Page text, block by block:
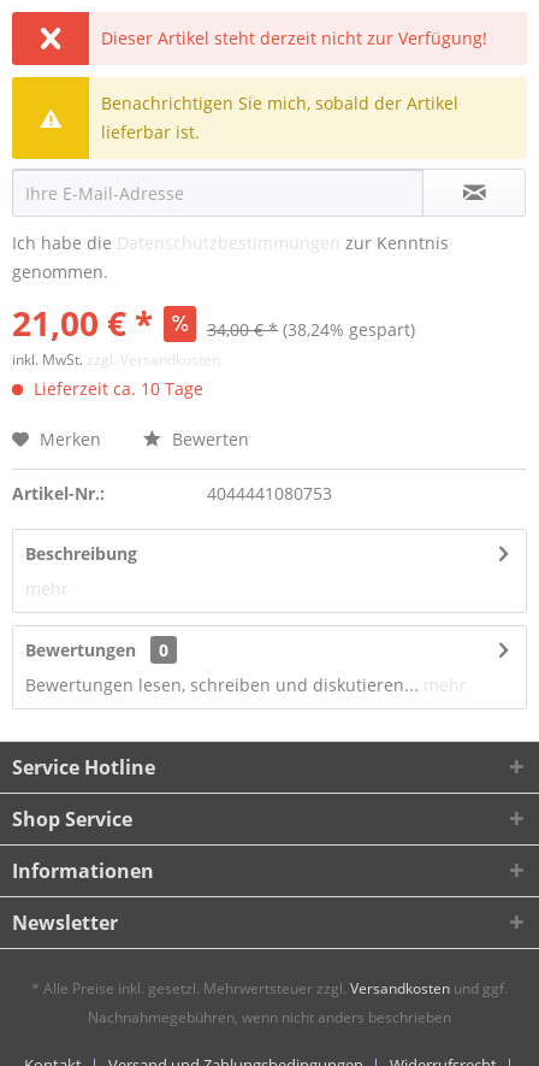
Dieser Artikel steht derzeit nicht zur Verfügung!
Benachrichtigen Sie mich, sobald der Artikel
lieferbar ist.
Ich habe die Datenschutzbestimmungen zur Kenntnis
genommen.
21,00 € * 34,00 € * (38,24% gespart)
inkl. MwSt. zzgl. Versandkosten
Lieferzeit ca. 10 Tage
Merken Bewerten
Artikel-Nr.: 4044441080753
Beschreibung
mehr
Bewertungen
0
Bewertungen lesen, schreiben und diskutieren... mehr
Service Hotline
Shop Service
Informationen
Newsletter
* Alle Preise inkl. gesetzl. Mehrwertsteuer zzgl. Versandkosten und ggf.
Nachnahmegebühren, wenn nicht anders beschrieben